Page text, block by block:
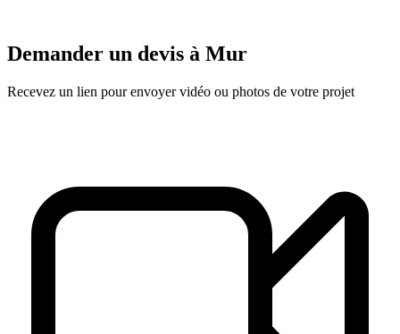
Demander un devis à Mur
Recevez un lien pour envoyer vidéo ou photos de votre projet